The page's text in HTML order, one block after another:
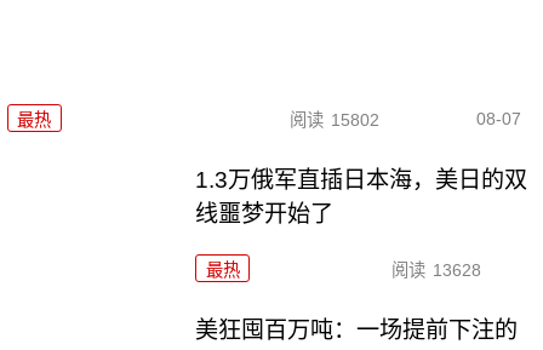
最热 阅读 15802 08-07
1.3万俄军直插日本海，美日的双
线噩梦开始了
最热 阅读 13628
美狂囤百万吨：一场提前下注的